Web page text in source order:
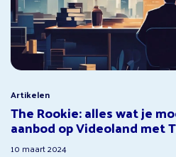
Artikelen
The Rookie: alles wat je
aanbod op Videoland met
10 maart 2024